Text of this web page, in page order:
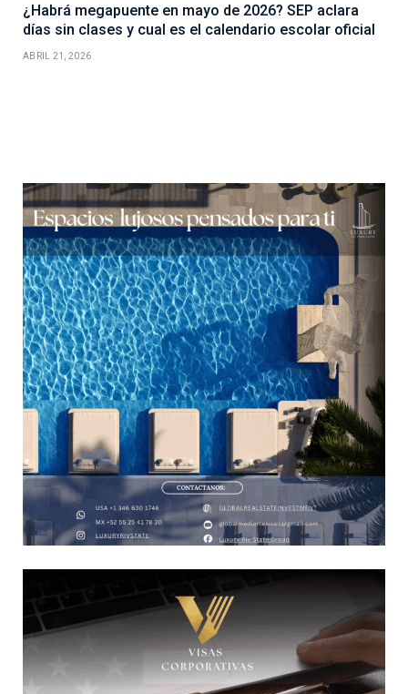
¿Habrá megapuente en mayo de 2026? SEP aclara
días sin clases y cual es el calendario escolar oficial
ABRIL 21, 2026